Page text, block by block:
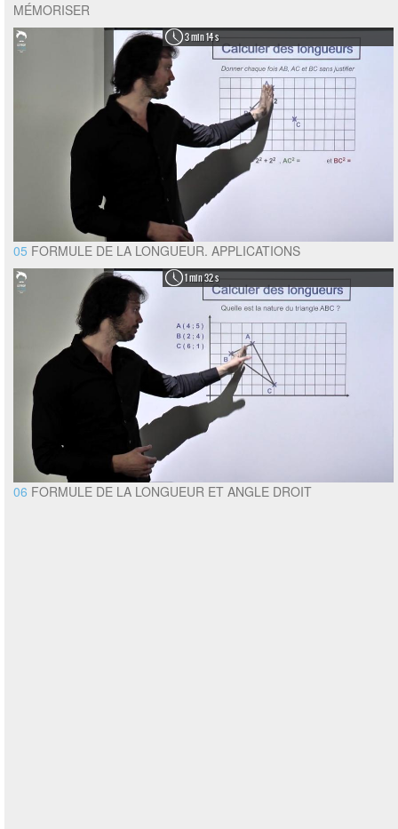
MÉMORISER
3 min 14 s
05 FORMULE DE LA LONGUEUR. APPLICATIONS
1 min 32 s
06 FORMULE DE LA LONGUEUR ET ANGLE DROIT